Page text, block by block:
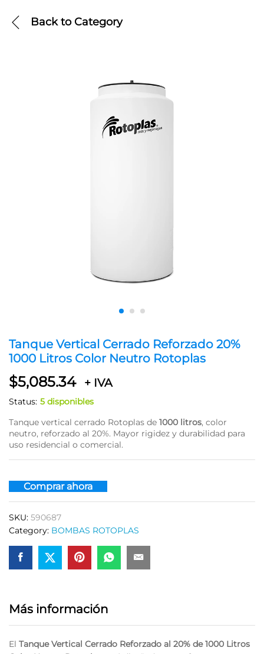
Back toCategory
Tanque Vertical Cerrado Reforzado 20%
1000 Litros Color Neutro Rotoplas
$5,085.34 + IVA
Status: 5 disponibles
Tanque vertical cerrado Rotoplas de 1000 litros, color
neutro, reforzado al 20%. Mayor rigidez y durabilidad para
uso residencial o comercial.
Comprar ahora
SKU: 590687
Category: BOMBAS ROTOPLAS
Más información
El Tanque Vertical Cerrado Reforzado al 20% de 1000 Litros